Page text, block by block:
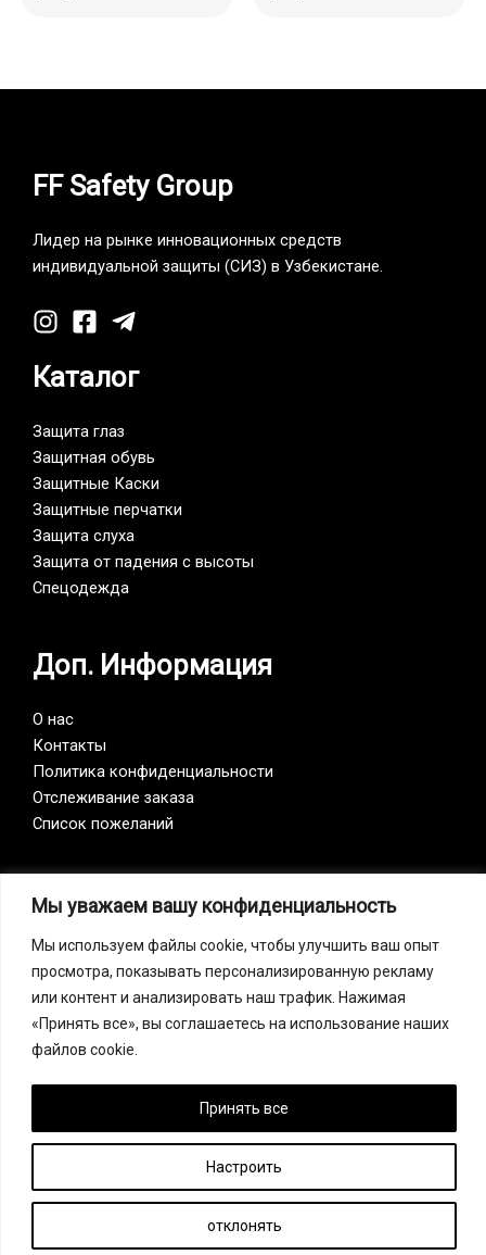
Мы уважаем вашу конфиденциальность
Мы используем файлы cookie, чтобы улучшить ваш опыт
просмотра, показывать персонализированную рекламу
или контент и анализировать наш трафик. Нажимая
«Принять все», вы соглашаетесь на использование наших
файлов cookie.
Настроить
отклонять
Принять все
FF Safety Group
Лидер на рынке инновационных средств
индивидуальной защиты (СИЗ) в Узбекистане.
Каталог
Защита глаз
Защитная обувь
Защитные Каски
Защитные перчатки
Защита слуха
Защита от падения с высоты
Спецодежда
Доп. Информация
О нас
Контакты
Политика конфиденциальности
Отслеживание заказа
Список пожеланий
Vision Zero
Наша компания является участником инициативы
Vision Zero. Vision Zero — это качественно новый
подход к организации профилактики, объединяющий
три направления – безопасность, гигиену труда и
благополучие работников на всех уровнях
Copyright © 2026 Спецодежда, СИЗ, спецобувь в Узбекистане |
FF Safety Group